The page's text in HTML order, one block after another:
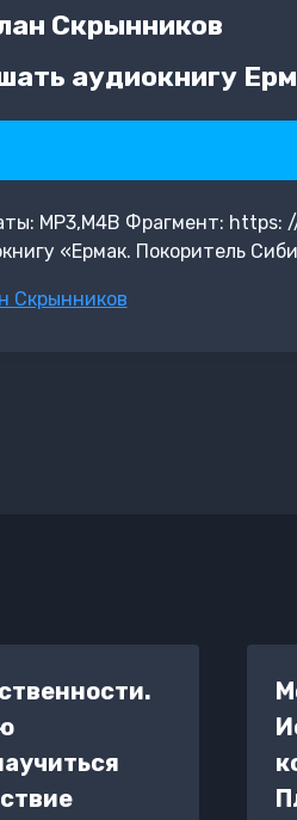
Скрынников
аудиокнигу
MP3,M4B Фрагмент:
«Ермак. Покоритель
Скрынников